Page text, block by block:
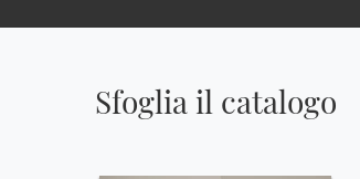
Sfoglia il catalogo